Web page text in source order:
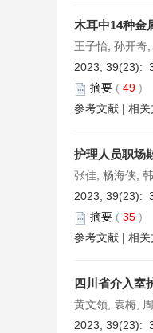
木耳中14种金
王子怡, 孙开奇
2023, 39(23):
摘要 ( 49 )
参考文献 | 相关
护理人员职场
张佳, 杨海侠,
2023, 39(23):
摘要 ( 35 )
参考文献 | 相关
四川省介入室
黄文领, 袁梅,
2023, 39(23):